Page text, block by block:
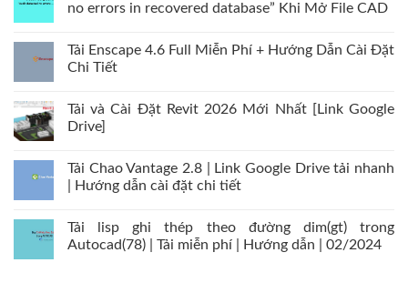
no errors in recovered database” Khi Mở File CAD
Tải Enscape 4.6 Full Miễn Phí + Hướng Dẫn Cài Đặt
Chi Tiết
Tải và Cài Đặt Revit 2026 Mới Nhất [Link Google
Drive]
Tải Chao Vantage 2.8 | Link Google Drive tải nhanh
| Hướng dẫn cài đặt chi tiết
Tải lisp ghi thép theo đường dim(gt) trong
Autocad(78) | Tải miễn phí | Hướng dẫn | 02/2024